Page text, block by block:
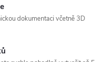
dokumentaci včetně 3D